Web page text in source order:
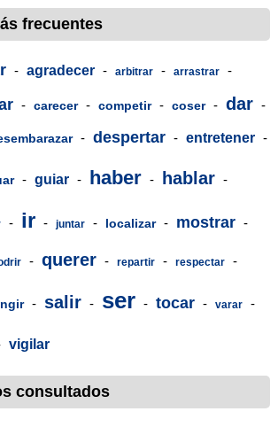
frecuentes
- agradecer - arbitrar - arrastrar -
- carecer - competir - coser - dar -
- despertar - entretener -
- guiar - haber - hablar -
- ir - juntar - localizar - mostrar -
- querer - repartir - respectar -
- salir - ser - tocar - varar -
vigilar
consultados